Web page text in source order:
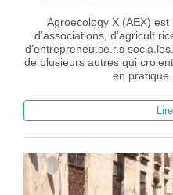
Agroecology X (AEX) est
d’associations,
d’entrepreneu.se.r.s
de plusieurs autres qui
en pratique.